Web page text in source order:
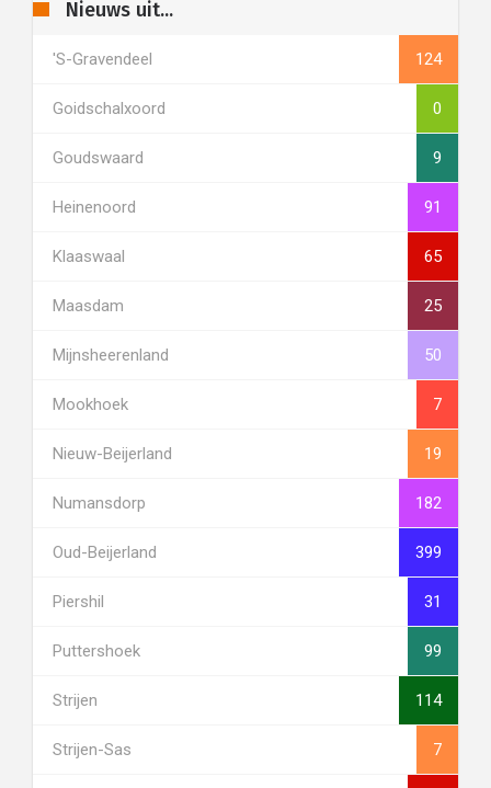
Nieuws uit...
's-Gravendeel 124
Goidschalxoord 0
Goudswaard 9
Heinenoord 91
Klaaswaal 65
Maasdam 25
Mijnsheerenland 50
Mookhoek 7
Nieuw-Beijerland 19
Numansdorp 182
Oud-Beijerland 399
Piershil 31
Puttershoek 99
Strijen 114
Strijen-Sas 7